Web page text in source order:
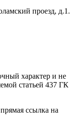
проезд, д.1.
характер и не
статьей 437 ГК
ссылка на